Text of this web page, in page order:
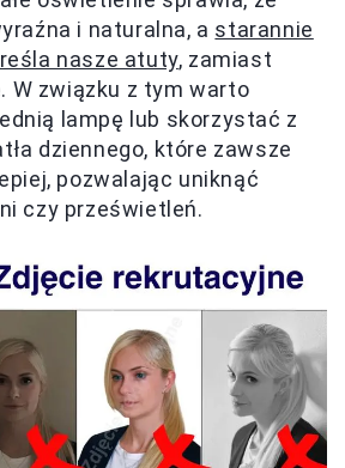
i naturalna, a starannie
nasze atuty, zamiast
W związku z tym warto
lampę lub skorzystać z
dziennego, które zawsze
pozwalając uniknąć
czy prześwietleń.